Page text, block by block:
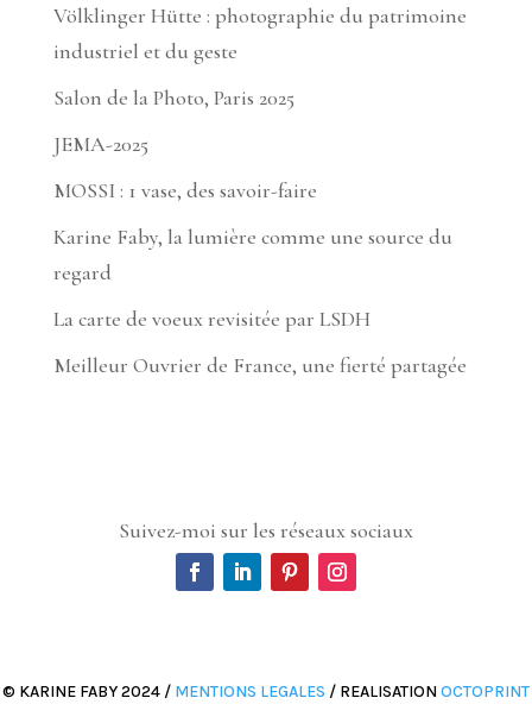
Völklinger Hütte : photographie du patrimoine
industriel et du geste
Salon de la Photo, Paris 2025
JEMA-2025
MOSSI : 1 vase, des savoir-faire
Karine Faby, la lumière comme une source du
regard
La carte de voeux revisitée par LSDH
Meilleur Ouvrier de France, une fierté partagée
Suivez-moi sur les réseaux sociaux
© KARINE FABY 2024 / MENTIONS LEGALES / REALISATION OCTOPRINT